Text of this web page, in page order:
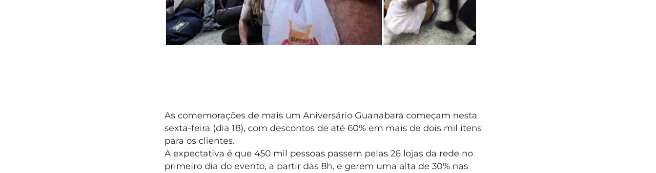
As comemorações de mais um Aniversário Guanabara começam nesta
sexta-feira (dia 18), com descontos de até 60% em mais de dois mil itens
para os clientes.
A expectativa é que 450 mil pessoas passem pelas 26 lojas da rede no
primeiro dia do evento, a partir das 8h, e gerem uma alta de 30% nas